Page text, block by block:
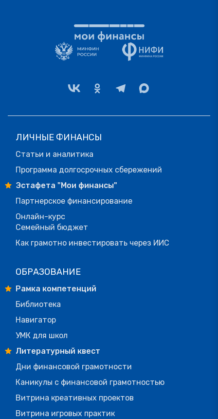
ЛИЧНЫЕ ФИНАНСЫ
Статьи и аналитика
Программа долгосрочных сбережений
Эстафета "Мои финансы"
Партнерское финансирование
Онлайн-курс
Семейный бюджет
Как грамотно инвестировать через ИИС
ОБРАЗОВАНИЕ
Рамка компетенций
Библиотека
Навигатор
УМК для школ
Литературный квест
Дни финансовой грамотности
Каникулы с финансовой грамотностью
Витрина креативных проектов
Витрина игровых практик